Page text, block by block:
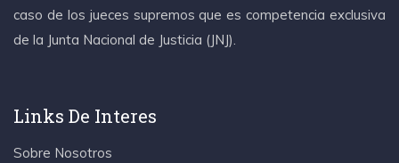
caso de los jueces supremos que es competencia exclusiva
de la Junta Nacional de Justicia (JNJ).
Links De Interes
Sobre Nosotros